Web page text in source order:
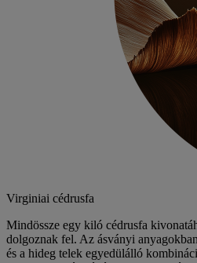
Virginiai cédrusfa
Mindössze egy kiló cédrusfa
dolgoznak fel. Az ásványi
és a hideg telek egyedülálló